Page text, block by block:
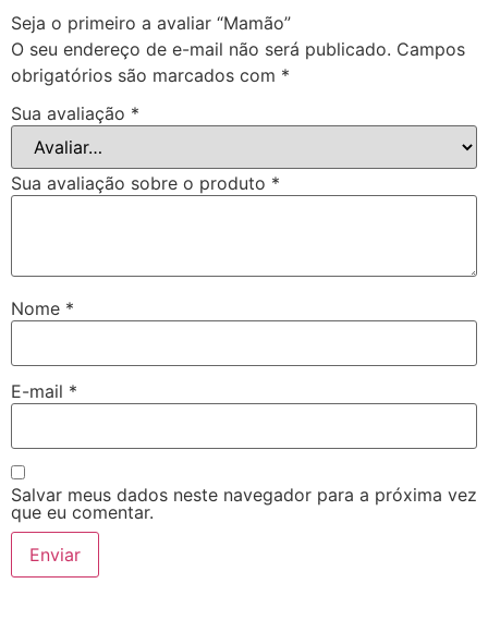
Seja o primeiro a avaliar “Mamão”
O seu endereço de e-mail não será publicado. Campos
obrigatórios são marcados com *
Sua avaliação *
Sua avaliação sobre o produto *
Nome *
E-mail *
Salvar meus dados neste navegador para a próxima vez
que eu comentar.